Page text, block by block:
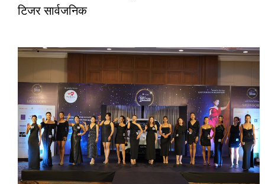
टिजर सार्वजनिक